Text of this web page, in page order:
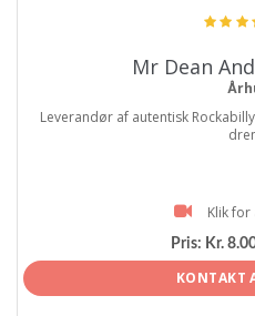
Mr Dean
Leverandør af autentisk
Klik for
Pris: Kr.
KONTAKT